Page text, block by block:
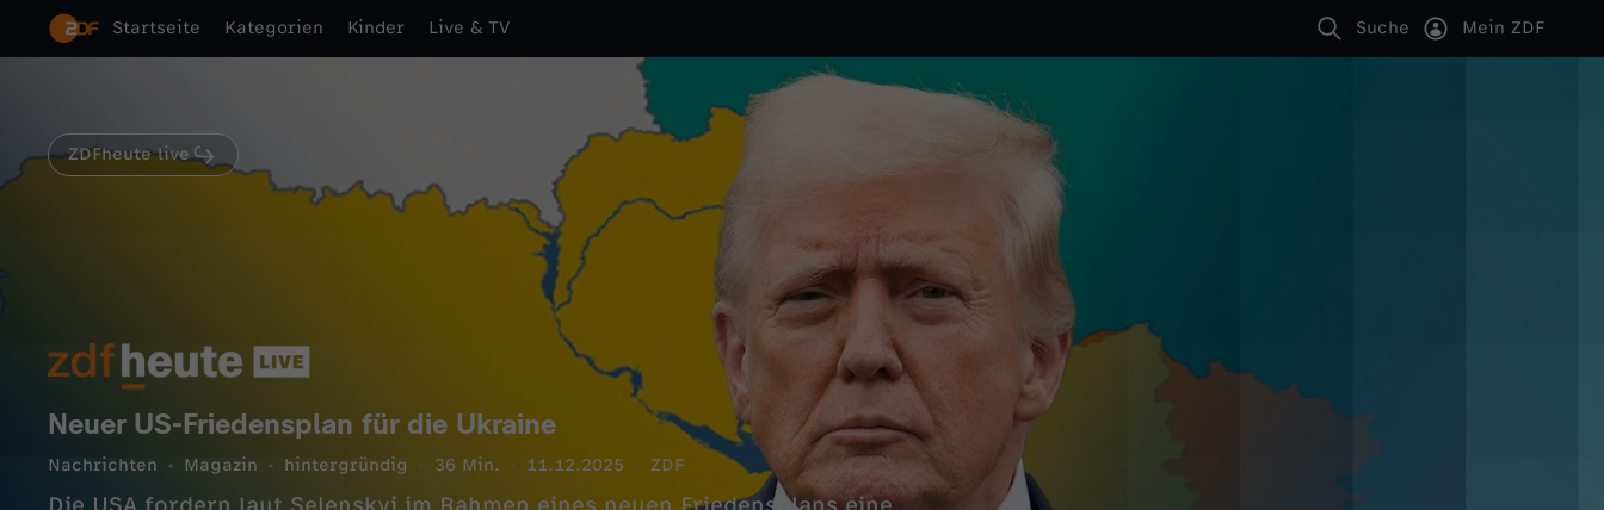
Startseite Kategorien Kinder Live & TV Suche Mein ZDF
ZDFheute live
Neuer US-Friedensplan für die Ukraine
Nachrichten Magazin hintergründig 36 Min. 11.12.2025 ZDF